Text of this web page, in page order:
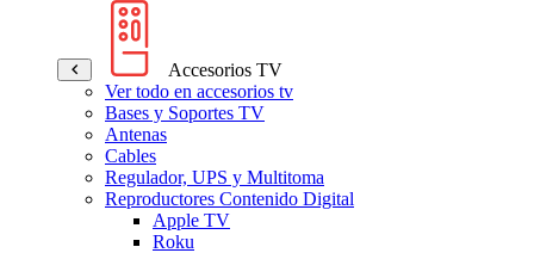
Accesorios TV
Ver todo en accesorios tv
Bases y Soportes TV
Antenas
Cables
Regulador, UPS y Multitoma
Reproductores Contenido Digital
Apple TV
Roku